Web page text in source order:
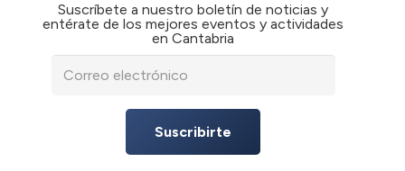
Suscríbete a nuestro boletín de noticias y
entérate de los mejores eventos y actividades
en Cantabria
Suscribirte